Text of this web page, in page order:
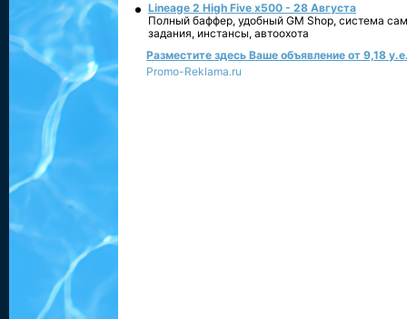
Lineage 2 High Five x500 - 28 Августа
Полный баффер, удобный GM Shop, система
задания, инстансы, автоохота
Разместите здесь Ваше объявление от 9,18
Promo-Reklama.ru